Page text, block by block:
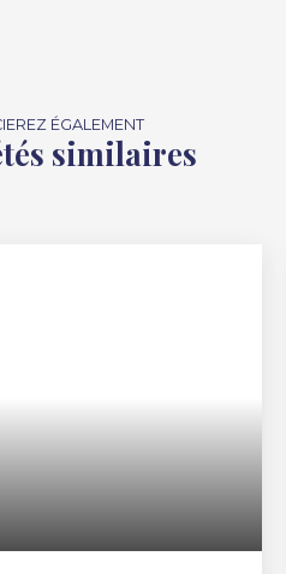
ÉGALEMENT
similaires